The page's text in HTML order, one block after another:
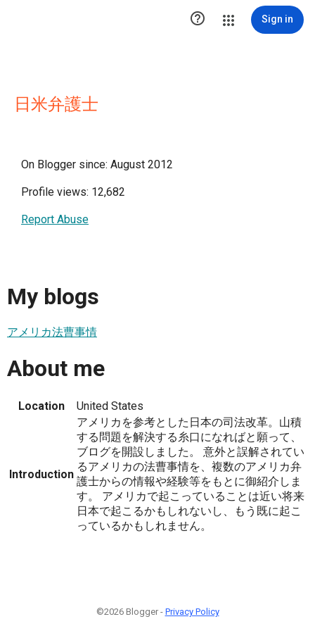
 Sign in
日米弁護士
On Blogger since: August 2012
Profile views: 12,682
Report Abuse
My blogs
アメリカ法曹事情
About me
Location United States
Introduction
アメリカを参考とした日本の司法改革。山積
する問題を解決する糸口になればと願って、
ブログを開設しました。 意外と誤解されてい
るアメリカの法曹事情を、複数のアメリカ弁
護士からの情報や経験等をもとに御紹介しま
す。 アメリカで起こっていることは近い将来
日本で起こるかもしれないし、もう既に起こ
っているかもしれません。
©2026 Blogger - Privacy Policy